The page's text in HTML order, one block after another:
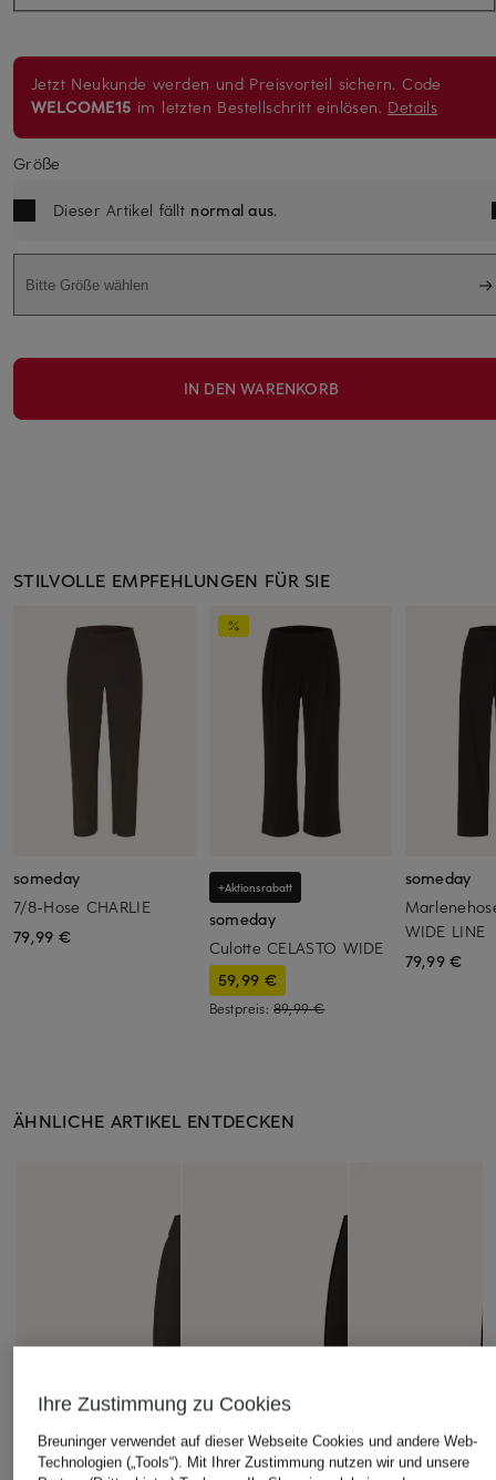
Jetzt Neukunde werden und Preisvorteil sichern. Code
WELCOME15 im letzten Bestellschritt einlösen. Details
Größe
Dieser Artikel fällt normal aus.
Bitte Größe wählen
IN DEN WARENKORB
STILVOLLE EMPFEHLUNGEN FÜR SIE
someday
7/8-Hose CHARLIE
79,99 €
+Aktionsrabatt
someday
Culotte CELASTO WIDE
59,99 €
Bestpreis: 89,99 €
someday
WIDE LINE
79,99 €
ÄHNLICHE ARTIKEL ENTDECKEN
Ihre Zustimmung zu Cookies
Breuninger verwendet auf dieser Webseite Cookies und andere Web-
Technologien („Tools“). Mit Ihrer Zustimmung nutzen wir und unsere